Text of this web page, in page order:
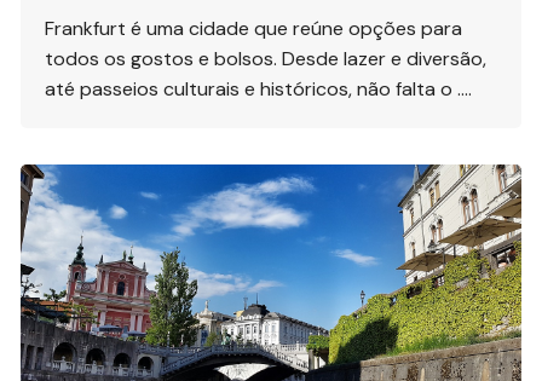
Frankfurt é uma cidade que reúne opções para
todos os gostos e bolsos. Desde lazer e diversão,
até passeios culturais e históricos, não falta o ….